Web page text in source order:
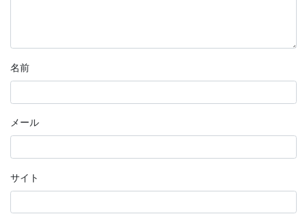
名前
メール
サイト